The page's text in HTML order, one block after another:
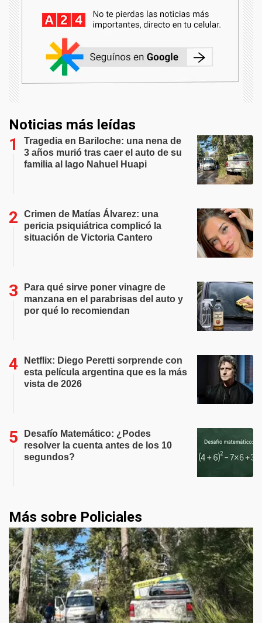
Noticias más leídas
Tragedia en Bariloche: una nena de
3 años murió tras caer el auto de su
familia al lago Nahuel Huapi
Crimen de Matías Álvarez: una
pericia psiquiátrica complicó la
situación de Victoria Cantero
Para qué sirve poner vinagre de
manzana en el parabrisas del auto y
por qué lo recomiendan
Netflix: Diego Peretti sorprende con
esta película argentina que es la más
vista de 2026
Desafío Matemático: ¿Podes
resolver la cuenta antes de los 10
segundos?
Más sobre Policiales